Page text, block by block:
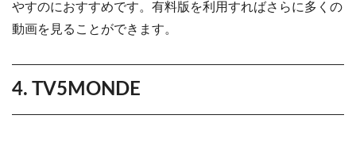
やすのにおすすめです。有料版を利用すればさらに多くの
動画を見ることができます。
4. TV5MONDE